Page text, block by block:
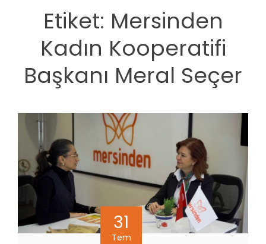
Etiket: Mersinden
Kadın Kooperatifi
Başkanı Meral Seçer
31
Tem